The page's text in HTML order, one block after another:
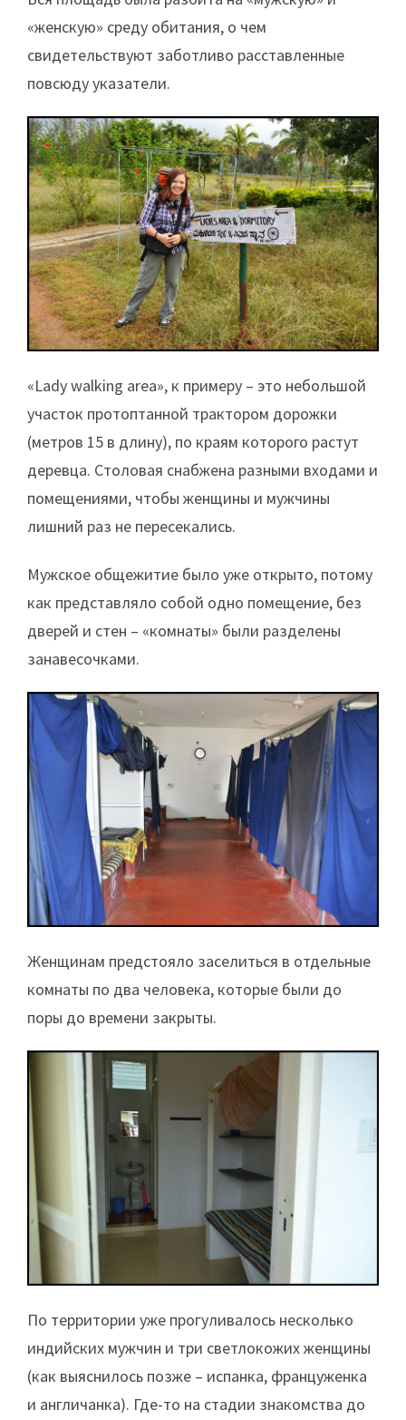
«женскую» среду обитания, о чем
свидетельствуют заботливо расставленные
повсюду указатели.
«Lady walking area», к примеру – это небольшой
участок протоптанной трактором дорожки
(метров 15 в длину), по краям которого растут
деревца. Столовая снабжена разными входами и
помещениями, чтобы женщины и мужчины
лишний раз не пересекались.
Мужское общежитие было уже открыто, потому
как представляло собой одно помещение, без
дверей и стен – «комнаты» были разделены
занавесочками.
Женщинам предстояло заселиться в отдельные
комнаты по два человека, которые были до
поры до времени закрыты.
По территории уже прогуливалось несколько
индийских мужчин и три светлокожих женщины
(как выяснилось позже – испанка, француженка
и англичанка). Где-то на стадии знакомства до